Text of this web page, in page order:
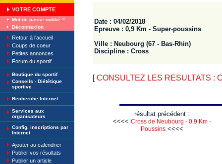
VOTRE COMPTE
Mot de passe oublié ?
Déconnexion
Retour à l'accueil
Coups de coeur
Petites annonces
Forum du sportif
Boutique du sportif
Conseils - Diététique
sportive
Recherche Internet
Services aux
organisateurs
Config. inscriptions par
Internet
Ajouter au calendrier
Publier vos résultats
Publier un article
Date : 04/02/2018
Epreuve : 0,9 Km - Super-poussins
Ville : Neubourg (67 - Bas-Rhin)
Discipline : Cross
[CONSULTEZ LES RESULTATS :
résultat précédent :
<<<< Cross de Neubourg - 0,9 Km -
Poussins<<<<